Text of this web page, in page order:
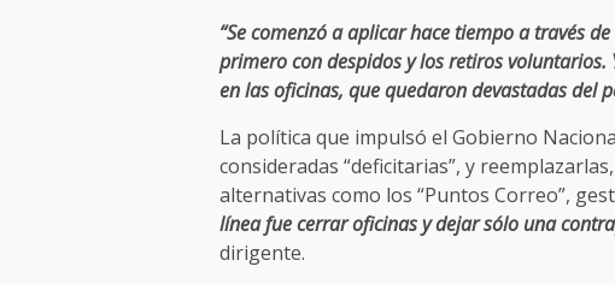
“Se comenzó a aplicar hace tiempo a través
primero con despidos y los retiros voluntarios.
en las oficinas, que quedaron devastadas del
La política que impulsó el Gobierno
consideradas “deficitarias”, y
alternativas como los “Puntos Correo”,
línea fue cerrar oficinas y dejar sólo una
dirigente.